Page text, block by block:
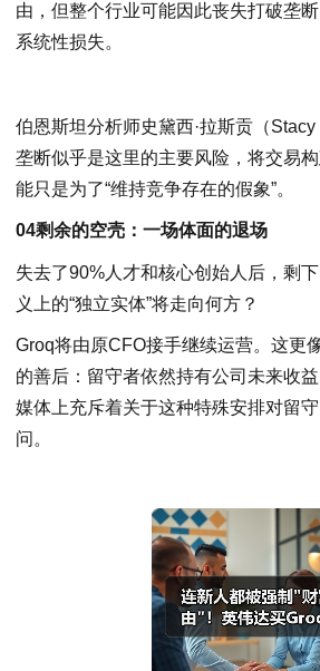
由，但整个行业可能因此丧失打破垄
系统性损失。
伯恩斯坦分析师史黛西·拉斯贡（
垄断似乎是这里的主要风险，将交易
能只是为了“维持竞争存在的假象”。
04剩余的空壳：一场体面的退场
失去了90%人才和核心创始人后，剩
义上的“独立实体”将走向何方？
Groq将由原CFO接手继续运营。这更
的善后：留守者依然持有公司未来收
媒体上充斥着关于这种特殊安排对留
问。